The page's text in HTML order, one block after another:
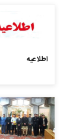
اطلاعیه